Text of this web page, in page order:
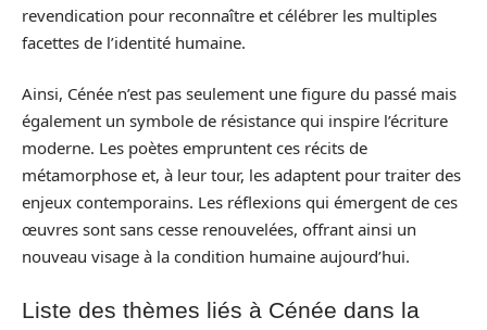
revendication pour reconnaître et célébrer les multiples
facettes de l’identité humaine.
Ainsi, Cénée n’est pas seulement une figure du passé mais
également un symbole de résistance qui inspire l’écriture
moderne. Les poètes empruntent ces récits de
métamorphose et, à leur tour, les adaptent pour traiter des
enjeux contemporains. Les réflexions qui émergent de ces
œuvres sont sans cesse renouvelées, offrant ainsi un
nouveau visage à la condition humaine aujourd’hui.
Liste des thèmes liés à Cénée dans la